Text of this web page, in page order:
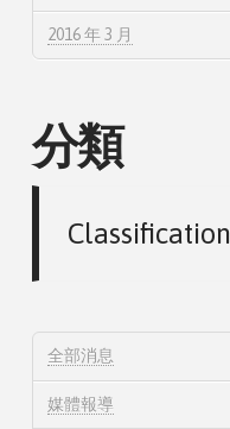
2016 年 3 月
分類
Classification
全部消息
媒體報導